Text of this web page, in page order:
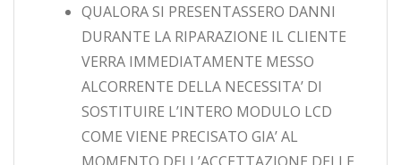
QUALORA SI PRESENTASSERO DANNI
DURANTE LA RIPARAZIONE IL CLIENTE
VERRA IMMEDIATAMENTE MESSO
ALCORRENTE DELLA NECESSITA’ DI
SOSTITUIRE L’INTERO MODULO LCD
COME VIENE PRECISATO GIA’ AL